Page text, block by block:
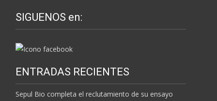
SIGUENOS en:
ENTRADAS RECIENTES
Sepul Bio completa el reclutamiento de su ensayo